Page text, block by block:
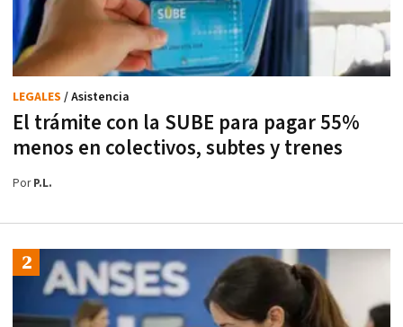
El trámite con la SUBE para pagar 55%
menos en colectivos, subtes y trenes
LEGALES / Asistencia
PorP.L.